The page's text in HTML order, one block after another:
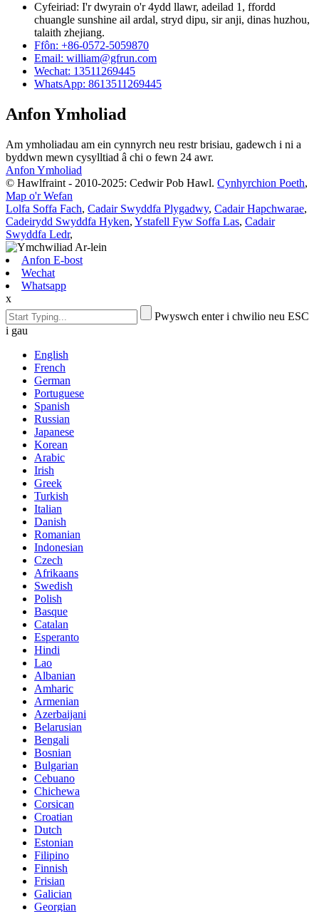
Cyfeiriad: I'r dwyrain o'r 4ydd llawr, adeilad 1, ffordd
chuangle sunshine ail ardal, stryd dipu, sir anji, dinas huzhou,
talaith zhejiang.
Ffôn: +86-0572-5059870
Email: william@gfrun.com
Wechat: 13511269445
WhatsApp: 8613511269445
Anfon Ymholiad
Am ymholiadau am ein cynnyrch neu restr brisiau, gadewch i ni a
byddwn mewn cysylltiad â chi o fewn 24 awr.
Anfon Ymholiad
© Hawlfraint - 2010-2025: Cedwir Pob Hawl. Cynhyrchion Poeth,
Map o'r Wefan
Lolfa Soffa Fach, Cadair Swyddfa Plygadwy, Cadair Hapchwarae,
Cadeirydd Swyddfa Hyken, Ystafell Fyw Soffa Las, Cadair
Swyddfa Ledr,
Anfon E-bost
Wechat
Whatsapp
x
Pwyswch enter i chwilio neu ESC
i gau
English
French
German
Portuguese
Spanish
Russian
Japanese
Korean
Arabic
Irish
Greek
Turkish
Italian
Danish
Romanian
Indonesian
Czech
Afrikaans
Swedish
Polish
Basque
Catalan
Esperanto
Hindi
Lao
Albanian
Amharic
Armenian
Azerbaijani
Belarusian
Bengali
Bosnian
Bulgarian
Cebuano
Chichewa
Corsican
Croatian
Dutch
Estonian
Filipino
Finnish
Frisian
Galician
Georgian